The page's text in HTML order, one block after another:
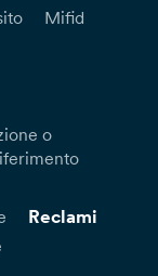
Mifid
o
Reclami